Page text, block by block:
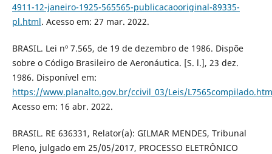
4911-12-janeiro-1925-565565-publicacaooriginal-89335-
pl.html. Acesso em: 27 mar. 2022.
BRASIL. Lei nº 7.565, de 19 de dezembro de 1986. Dispõe
sobre o Código Brasileiro de Aeronáutica. [S. l.], 23 dez.
1986. Disponível em:
https://www.planalto.gov.br/ccivil_03/Leis/L7565compilado.htm
Acesso em: 16 abr. 2022.
BRASIL. RE 636331, Relator(a): GILMAR MENDES, Tribunal
Pleno, julgado em 25/05/2017, PROCESSO ELETRÔNICO